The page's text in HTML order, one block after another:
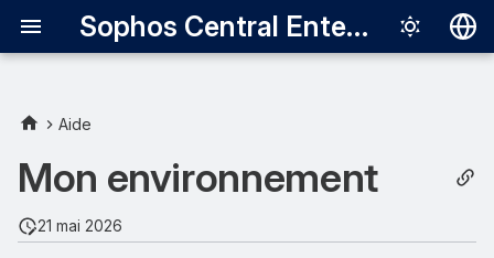
Sophos Central Enterprise
Italiano
Aide
Mon environnement
21 mai 2026